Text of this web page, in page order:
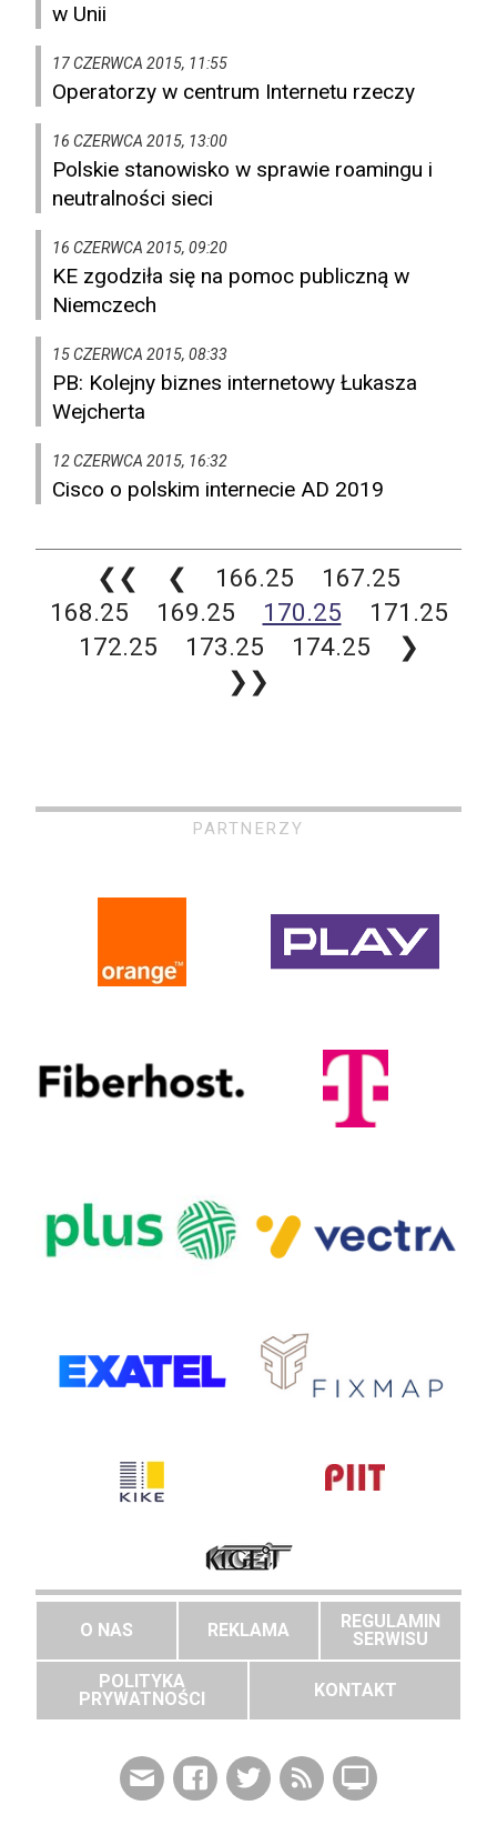
w Unii
17 CZERWCA 2015, 11:55
Operatorzy w centrum Internetu rzeczy
16 CZERWCA 2015, 13:00
Polskie stanowisko w sprawie roamingu i
neutralności sieci
16 CZERWCA 2015, 09:20
KE zgodziła się na pomoc publiczną w
Niemczech
15 CZERWCA 2015, 08:33
PB: Kolejny biznes internetowy Łukasza
Wejcherta
12 CZERWCA 2015, 16:32
Cisco o polskim internecie AD 2019
❮❮ ❮ 166.25
167.25
168.25
169.25 170.25
171.25
172.25
173.25 174.25
❯
❯❯
PARTNERZY
O NAS REKLAMA
REGULAMIN
SERWISU
POLITYKA
PRYWATNOŚCI
KONTAKT